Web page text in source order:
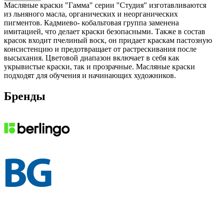
Масляные краски "Гамма" серии "Студия" изготавливаются
из льняного масла, органических и неорганических
пигментов. Кадмиево- кобальтовая группа заменена
имитацией, что делает краски безопасными. Также в состав
красок входит пчелиный воск, он придает краскам пастозную
консистенцию и предотвращает от растрескивания после
высыхания. Цветовой диапазон включает в себя как
укрывистые краски, так и прозрачные. Масляные краски
подходят для обучения и начинающих художников.
Бренды